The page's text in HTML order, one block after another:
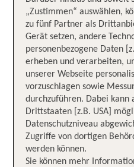
„Zustimmen“ auswählen,
zu fünf Partner als
Gerät setzen, andere
personenbezogene Daten
erheben und verarbeiten,
unserer Webseite
vorzuschlagen sowie
durchzuführen. Dabei
Drittstaaten [z.B. USA]
Datenschutzniveau
Zugriffe von dortigen
werden können.
Sie können mehr